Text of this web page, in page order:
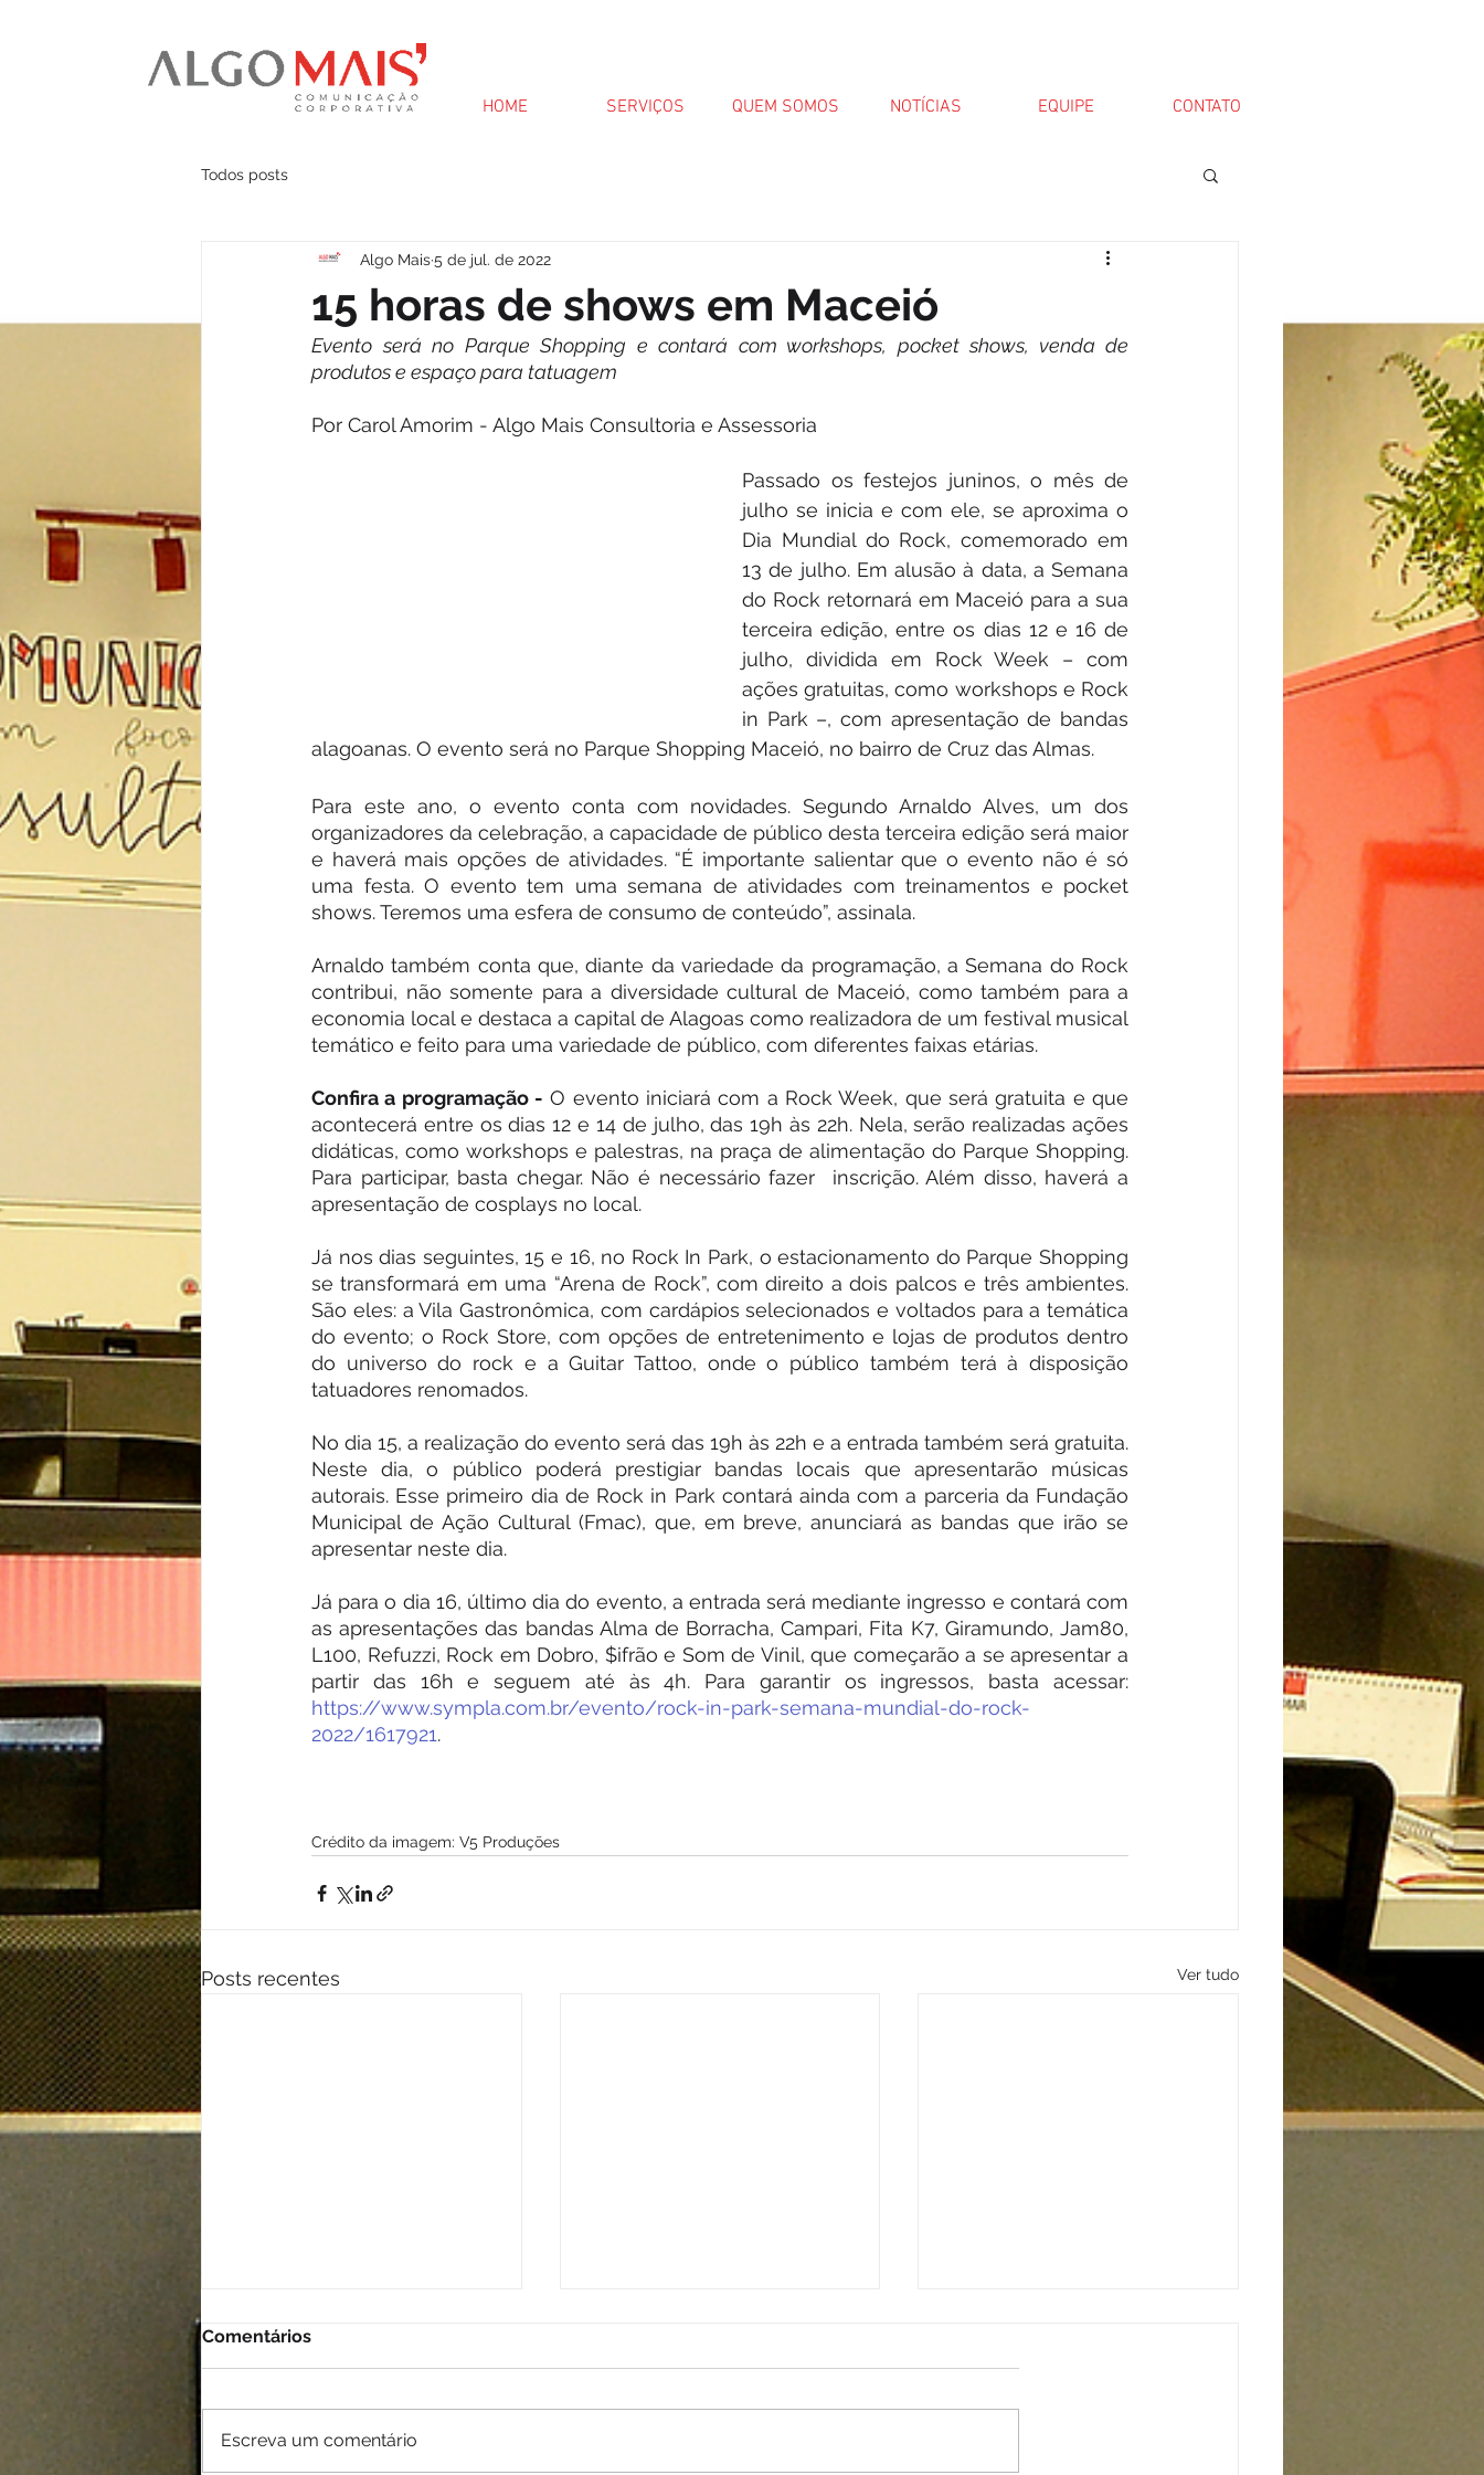
HOME SERVIÇOS QUEM SOMOS NOTÍCIAS EQUIPE CONTATO
Todos posts
15 horas de shows em Maceió
Algo Mais5 de jul. de 2022
Evento será no Parque Shopping e contará com workshops, pocket shows, venda de
produtos e espaço para tatuagem
Por Carol Amorim - Algo Mais Consultoria e Assessoria
Passado os festejos juninos, o mês de
julho se inicia e com ele, se aproxima o
Dia Mundial do Rock, comemorado em
13 de julho. Em alusão à data, a Semana
do Rock retornará em Maceió para a sua
terceira edição, entre os dias 12 e 16 de
julho, dividida em Rock Week – com
ações gratuitas, como workshops e Rock
in Park –, com apresentação de bandas
alagoanas. O evento será no Parque Shopping Maceió, no bairro de Cruz das Almas.
Para este ano, o evento conta com novidades. Segundo Arnaldo Alves, um dos
organizadores da celebração, a capacidade de público desta terceira edição será maior
e haverá mais opções de atividades. “É importante salientar que o evento não é só
uma festa. O evento tem uma semana de atividades com treinamentos e pocket
shows. Teremos uma esfera de consumo de conteúdo”, assinala.
Arnaldo também conta que, diante da variedade da programação, a Semana do Rock
contribui, não somente para a diversidade cultural de Maceió, como também para a
economia local e destaca a capital de Alagoas como realizadora de um festival musical
temático e feito para uma variedade de público, com diferentes faixas etárias.
Confira a programação - O evento iniciará com a Rock Week, que será gratuita e que
acontecerá entre os dias 12 e 14 de julho, das 19h às 22h. Nela, serão realizadas ações
didáticas, como workshops e palestras, na praça de alimentação do Parque Shopping.
Para participar, basta chegar. Não é necessário fazer  inscrição. Além disso, haverá a
apresentação de cosplays no local.
Já nos dias seguintes, 15 e 16, no Rock In Park, o estacionamento do Parque Shopping
se transformará em uma “Arena de Rock”, com direito a dois palcos e três ambientes.
São eles: a Vila Gastronômica, com cardápios selecionados e voltados para a temática
do evento; o Rock Store, com opções de entretenimento e lojas de produtos dentro
do universo do rock e a Guitar Tattoo, onde o público também terá à disposição
tatuadores renomados.
No dia 15, a realização do evento será das 19h às 22h e a entrada também será gratuita.
Neste dia, o público poderá prestigiar bandas locais que apresentarão músicas
autorais. Esse primeiro dia de Rock in Park contará ainda com a parceria da Fundação
Municipal de Ação Cultural (Fmac), que, em breve, anunciará as bandas que irão se
apresentar neste dia.
Já para o dia 16, último dia do evento, a entrada será mediante ingresso e contará com
as apresentações das bandas Alma de Borracha, Campari, Fita K7, Giramundo, Jam80,
L100, Refuzzi, Rock em Dobro, $ifrão e Som de Vinil, que começarão a se apresentar a
partir das 16h e seguem até às 4h. Para garantir os ingressos, basta acessar:
https://www.sympla.com.br/evento/rock-in-park-semana-mundial-do-rock-
2022/1617921.
Crédito da imagem: V5 Produções
Posts recentes Ver tudo
Comentários
Escreva um comentário